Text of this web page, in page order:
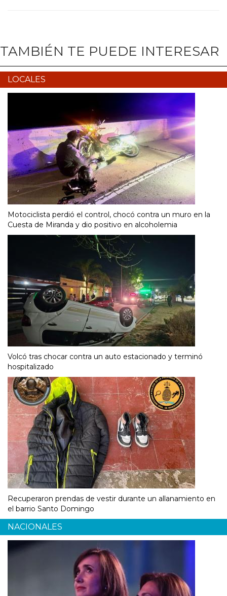
TAMBIÉN TE PUEDE INTERESAR
LOCALES
Motociclista perdió el control, chocó contra un muro en la
Cuesta de Miranda y dio positivo en alcoholemia
Volcó tras chocar contra un auto estacionado y terminó
hospitalizado
Recuperaron prendas de vestir durante un allanamiento en
el barrio Santo Domingo
NACIONALES